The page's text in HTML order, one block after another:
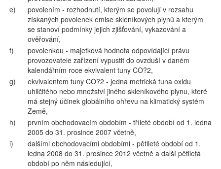
e)
povolením - rozhodnutí, kterým se povolují v rozsahu
získaných povolenek emise skleníkových plynů a kterým
se stanoví podmínky jejich zjišťování, vykazování a
ověřování,
f)
povolenkou - majetková hodnota odpovídající právu
provozovatele zařízení vypustit do ovzduší v daném
kalendářním roce ekvivalent tuny CO?2,
g)
ekvivalentem tuny CO?2 - jedna metrická tuna oxidu
uhličitého nebo množství jiného skleníkového plynu, které
má stejný účinek globálního ohřevu na klimatický systém
Země,
h)
prvním obchodovacím obdobím - tříleté období od 1. ledna
2005 do 31. prosince 2007 včetně,
i)
dalšími obchodovacími obdobími - pětileté období od 1.
ledna 2008 do 31. prosince 2012 včetně a další pětiletá
období po něm následující,